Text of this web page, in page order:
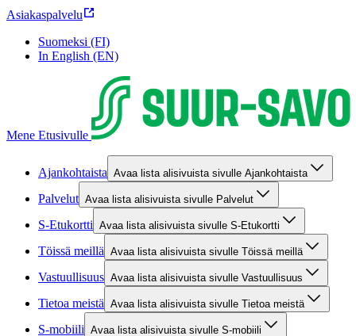
Asiakaspalvelu
Suomeksi (FI)
In English (EN)
Mene Etusivulle
Ajankohtaista Avaa lista alisivuista sivulle Ajankohtaista
Palvelut Avaa lista alisivuista sivulle Palvelut
S-Etukortti Avaa lista alisivuista sivulle S-Etukortti
Töissä meillä Avaa lista alisivuista sivulle Töissä meillä
Vastuullisuus Avaa lista alisivuista sivulle Vastuullisuus
Tietoa meistä Avaa lista alisivuista sivulle Tietoa meistä
S-mobiili Avaa lista alisivuista sivulle S-mobiili